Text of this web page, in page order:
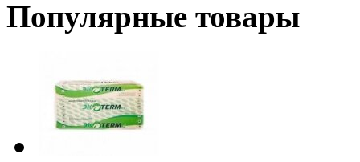
Популярные товары